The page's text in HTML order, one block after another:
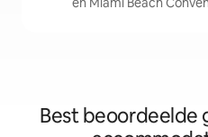
Best beoordeelde